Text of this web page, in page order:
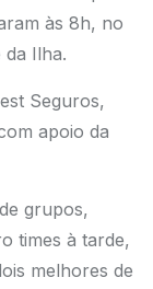
às 8h, no
Ilha.
Seguros,
apoio da
grupos,
times à tarde,
melhores de